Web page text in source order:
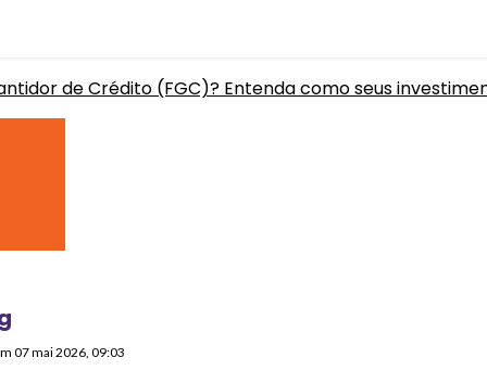
de Crédito (FGC)? Entenda como seus
07 mai 2026, 09:03